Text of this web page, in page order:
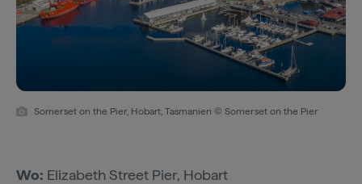
Somerset on the Pier, Hobart, Tasmanien © Somerset on the Pier
Wo: Elizabeth Street Pier, Hobart